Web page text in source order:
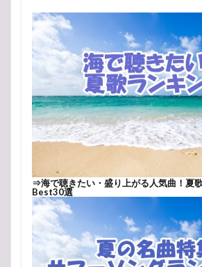
⇒海で聴きたい・盛り上がる人気曲！夏
Best30選